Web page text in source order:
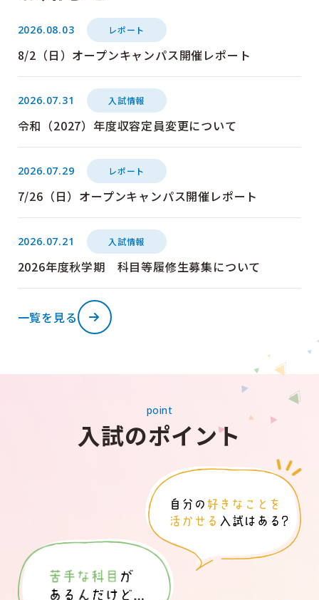
2026.08.03 レポート
8/2（日）オープンキャンパス開催レポート
2026.07.31 入試情報
令和（2027）年度収容定員変更について
2026.07.29 レポート
7/26（日）オープンキャンパス開催レポート
2026.07.21 入試情報
2026年度秋学期 科目等履修生募集について
一覧を見る
point
入試のポイント